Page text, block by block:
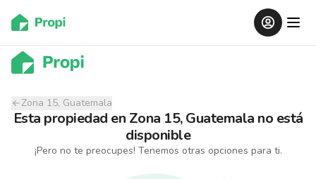
Zona 15, Guatemala
Esta propiedad en Zona 15, Guatemala no está
disponible
¡Pero no te preocupes! Tenemos otras opciones para ti.